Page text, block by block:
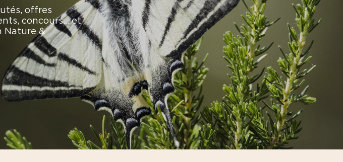
offres
concours… et
Nature &